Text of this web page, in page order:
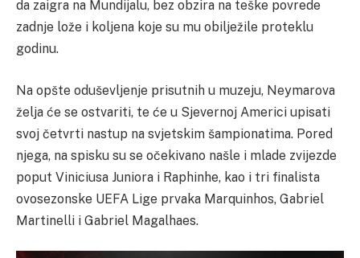
da zaigra na Mundijalu, bez obzira na teške povrede
zadnje lože i koljena koje su mu obilježile proteklu
godinu.
Na opšte oduševljenje prisutnih u muzeju, Neymarova
želja će se ostvariti, te će u Sjevernoj Americi upisati
svoj četvrti nastup na svjetskim šampionatima. Pored
njega, na spisku su se očekivano našle i mlade zvijezde
poput Viniciusa Juniora i Raphinhe, kao i tri finalista
ovosezonske UEFA Lige prvaka Marquinhos, Gabriel
Martinelli i Gabriel Magalhaes.